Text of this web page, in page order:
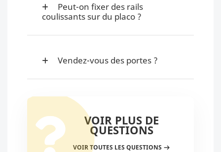
Peut-on fixer des rails
coulissants sur du placo ?
Vendez-vous des portes ?
VOIR PLUS DE
QUESTIONS
VOIR TOUTES LES QUESTIONS